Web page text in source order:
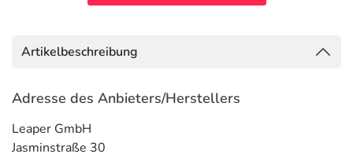
Artikelbeschreibung
Adresse des Anbieters/Herstellers
Leaper GmbH
Jasminstraße 30